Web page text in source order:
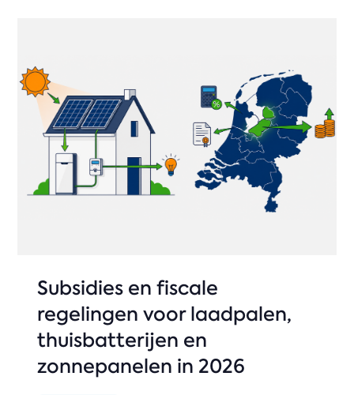
Subsidies en fiscale
regelingen voor laadpalen,
thuisbatterijen en
zonnepanelen in 2026